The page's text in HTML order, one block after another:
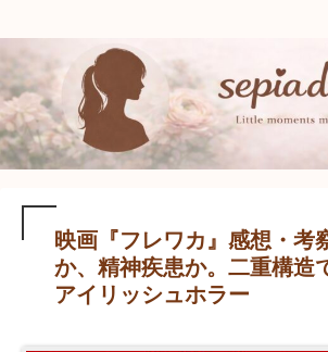
映画『フレワカ』感想・考
か、精神疾患か。二重構造
アイリッシュホラー